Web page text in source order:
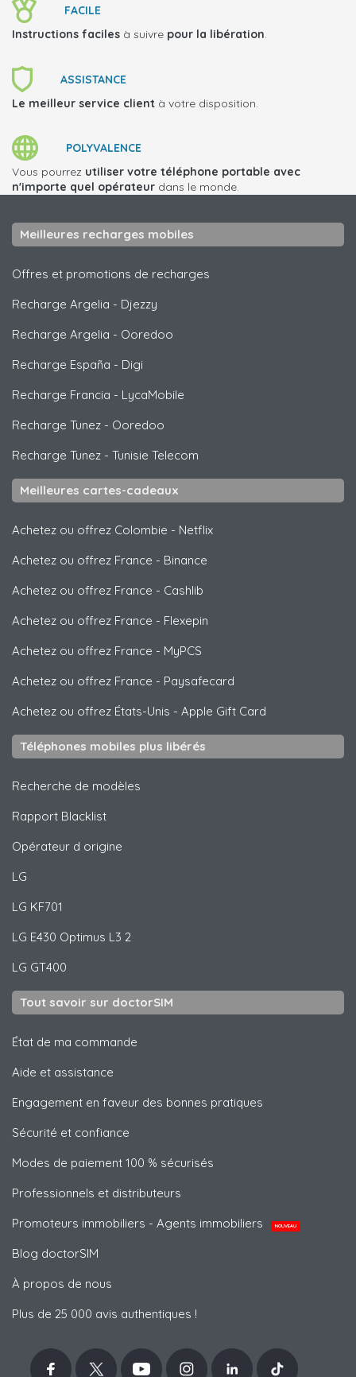
FACILE
Instructions faciles à suivre pour la libération.
ASSISTANCE
Le meilleur service client à votre disposition.
POLYVALENCE
Vous pourrez utiliser votre téléphone portable avec
n'importe quel opérateur dans le monde.
Meilleures recharges mobiles
Offres et promotions de recharges
Recharge Argelia - Djezzy
Recharge Argelia - Ooredoo
Recharge España - Digi
Recharge Francia - LycaMobile
Recharge Tunez - Ooredoo
Recharge Tunez - Tunisie Telecom
Meilleures cartes-cadeaux
Achetez ou offrez Colombie - Netflix
Achetez ou offrez France - Binance
Achetez ou offrez France - Cashlib
Achetez ou offrez France - Flexepin
Achetez ou offrez France - MyPCS
Achetez ou offrez France - Paysafecard
Achetez ou offrez États-Unis - Apple Gift Card
Téléphones mobiles plus libérés
Recherche de modèles
Rapport Blacklist
Opérateur d origine
LG
LG KF701
LG E430 Optimus L3 2
LG GT400
Tout savoir sur doctorSIM
État de ma commande
Aide et assistance
Engagement en faveur des bonnes pratiques
Sécurité et confiance
Modes de paiement 100 % sécurisés
Professionnels et distributeurs
Promoteurs immobiliers - Agents immobiliers
NOUVEAU
Blog doctorSIM
À propos de nous
Plus de 25 000 avis authentiques !